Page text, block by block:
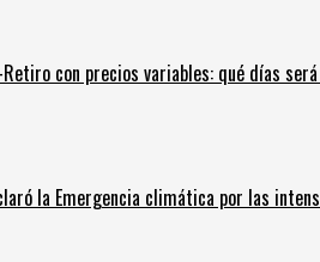
con precios variables: qué días
la Emergencia climática por las